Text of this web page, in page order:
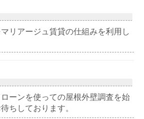
リアージュ賃貸の仕組みを利用し
ーンを使っての屋根外壁調査を始
ちしております。